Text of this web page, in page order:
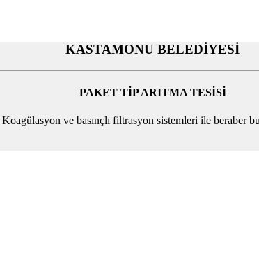
KASTAMONU BELEDİYESİ
PAKET TİP ARITMA TESİSİ
ve basınçlı filtrasyon sistemleri ile beraber